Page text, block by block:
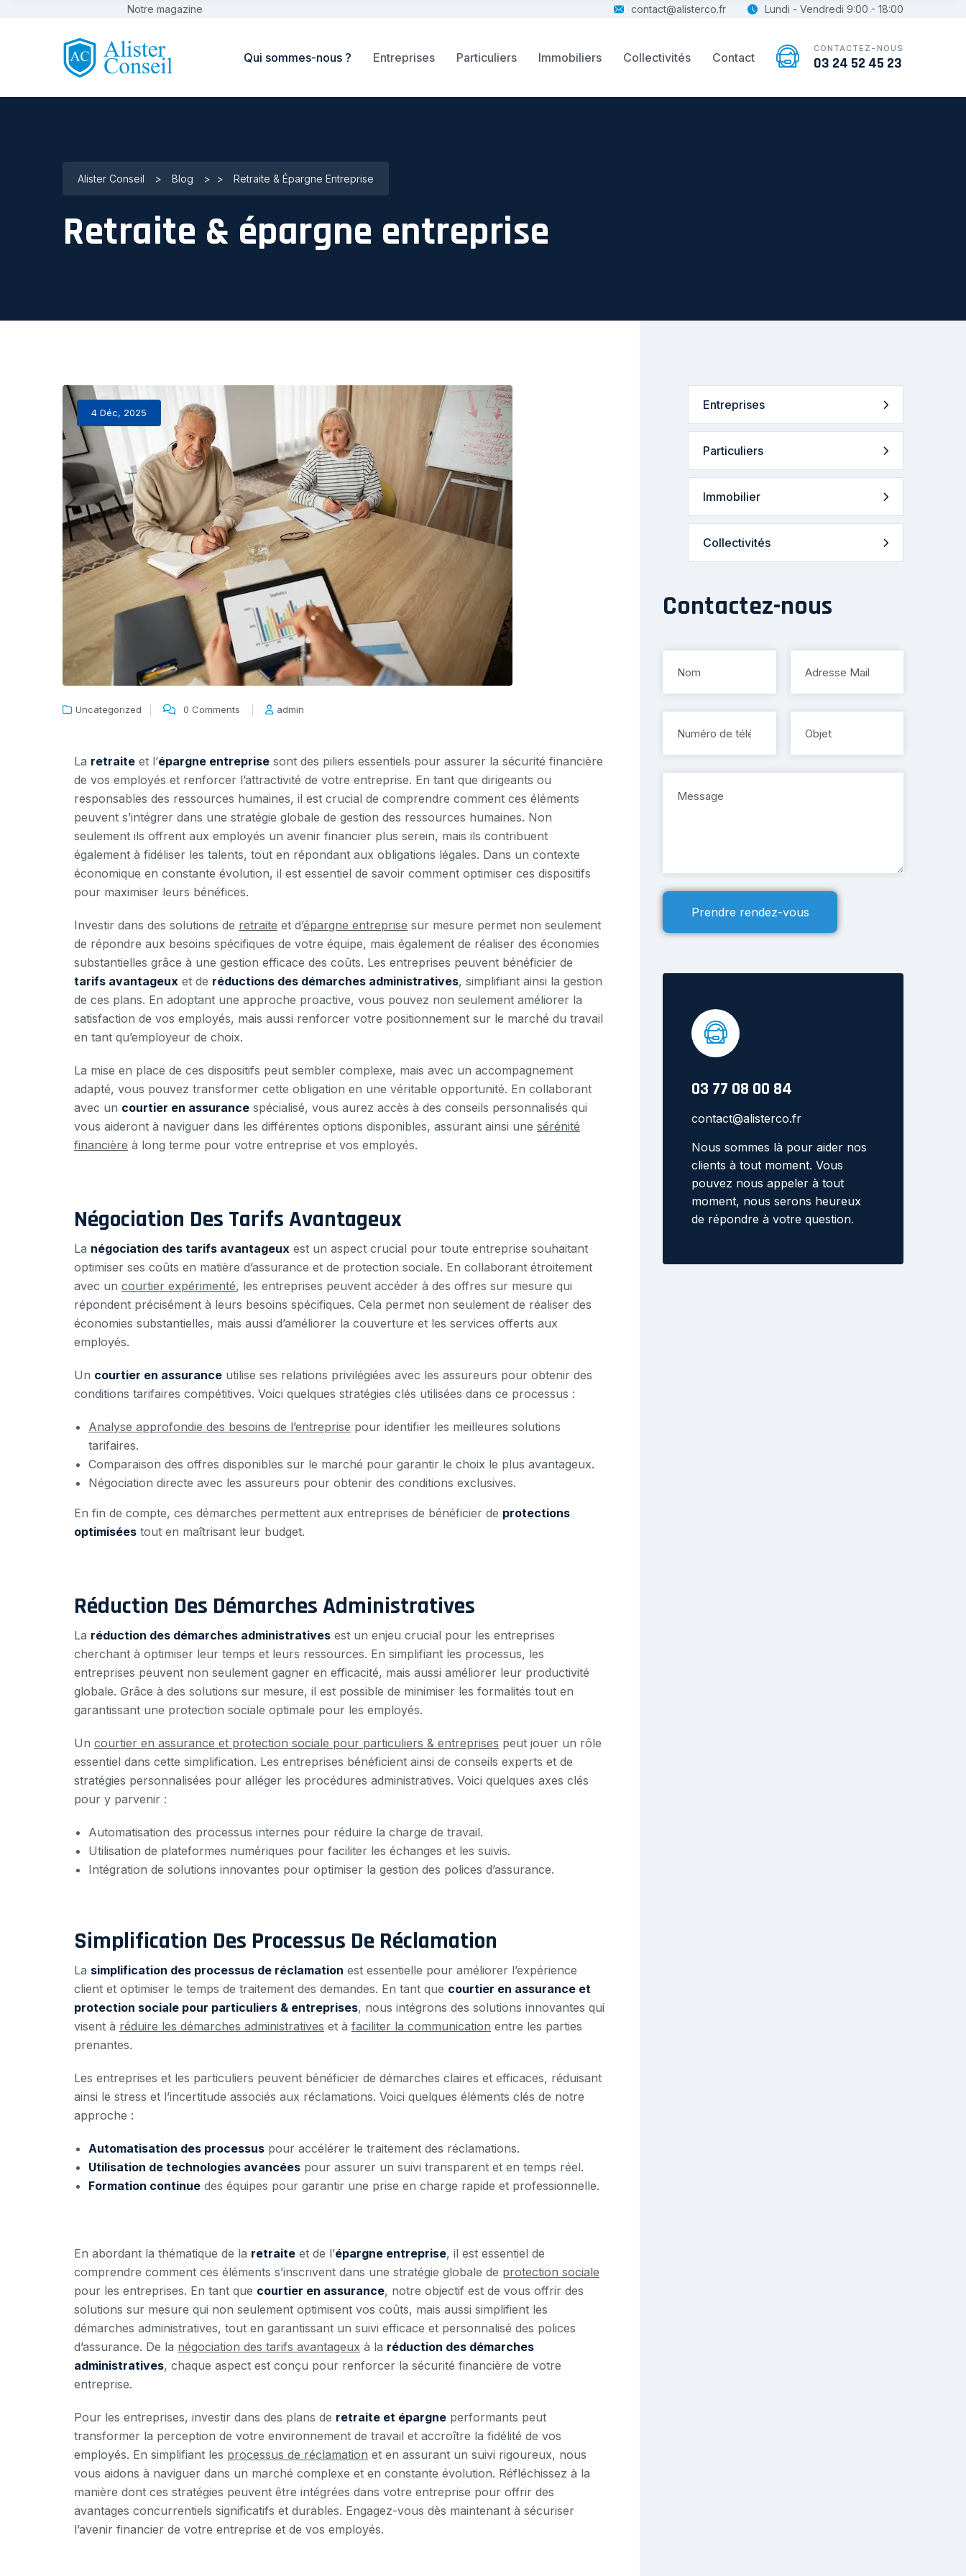
Notre magazine contact@alisterco.fr Lundi - Vendredi 9:00 - 18:00
Qui sommes-nous ? Entreprises Particuliers Immobiliers Collectivités Contact
CONTACTEZ-NOUS
03 24 52 45 23
Alister Conseil > Blog > > Retraite & Épargne Entreprise
Retraite & épargne entreprise
4 Déc, 2025
Uncategorized 0 Comments admin
La retraite et l’épargne entreprise sont des piliers essentiels pour assurer la sécurité financière
de vos employés et renforcer l’attractivité de votre entreprise. En tant que dirigeants ou
responsables des ressources humaines, il est crucial de comprendre comment ces éléments
peuvent s’intégrer dans une stratégie globale de gestion des ressources humaines. Non
seulement ils offrent aux employés un avenir financier plus serein, mais ils contribuent
également à fidéliser les talents, tout en répondant aux obligations légales. Dans un contexte
économique en constante évolution, il est essentiel de savoir comment optimiser ces dispositifs
pour maximiser leurs bénéfices.
Investir dans des solutions de retraite et d’épargne entreprise sur mesure permet non seulement
de répondre aux besoins spécifiques de votre équipe, mais également de réaliser des économies
substantielles grâce à une gestion efficace des coûts. Les entreprises peuvent bénéficier de
tarifs avantageux et de réductions des démarches administratives, simplifiant ainsi la gestion
de ces plans. En adoptant une approche proactive, vous pouvez non seulement améliorer la
satisfaction de vos employés, mais aussi renforcer votre positionnement sur le marché du travail
en tant qu’employeur de choix.
La mise en place de ces dispositifs peut sembler complexe, mais avec un accompagnement
adapté, vous pouvez transformer cette obligation en une véritable opportunité. En collaborant
avec un courtier en assurance spécialisé, vous aurez accès à des conseils personnalisés qui
vous aideront à naviguer dans les différentes options disponibles, assurant ainsi une sérénité
financière à long terme pour votre entreprise et vos employés.
Négociation Des Tarifs Avantageux
La négociation des tarifs avantageux est un aspect crucial pour toute entreprise souhaitant
optimiser ses coûts en matière d’assurance et de protection sociale. En collaborant étroitement
avec un courtier expérimenté, les entreprises peuvent accéder à des offres sur mesure qui
répondent précisément à leurs besoins spécifiques. Cela permet non seulement de réaliser des
économies substantielles, mais aussi d’améliorer la couverture et les services offerts aux
employés.
Un courtier en assurance utilise ses relations privilégiées avec les assureurs pour obtenir des
conditions tarifaires compétitives. Voici quelques stratégies clés utilisées dans ce processus :
Analyse approfondie des besoins de l’entreprise pour identifier les meilleures solutions
tarifaires.
Comparaison des offres disponibles sur le marché pour garantir le choix le plus avantageux.
Négociation directe avec les assureurs pour obtenir des conditions exclusives.
En fin de compte, ces démarches permettent aux entreprises de bénéficier de protections
optimisées tout en maîtrisant leur budget.
Réduction Des Démarches Administratives
La réduction des démarches administratives est un enjeu crucial pour les entreprises
cherchant à optimiser leur temps et leurs ressources. En simplifiant les processus, les
entreprises peuvent non seulement gagner en efficacité, mais aussi améliorer leur productivité
globale. Grâce à des solutions sur mesure, il est possible de minimiser les formalités tout en
garantissant une protection sociale optimale pour les employés.
Un courtier en assurance et protection sociale pour particuliers & entreprises peut jouer un rôle
essentiel dans cette simplification. Les entreprises bénéficient ainsi de conseils experts et de
stratégies personnalisées pour alléger les procédures administratives. Voici quelques axes clés
pour y parvenir :
Automatisation des processus internes pour réduire la charge de travail.
Utilisation de plateformes numériques pour faciliter les échanges et les suivis.
Intégration de solutions innovantes pour optimiser la gestion des polices d’assurance.
Simplification Des Processus De Réclamation
La simplification des processus de réclamation est essentielle pour améliorer l’expérience
client et optimiser le temps de traitement des demandes. En tant que courtier en assurance et
protection sociale pour particuliers & entreprises, nous intégrons des solutions innovantes qui
visent à réduire les démarches administratives et à faciliter la communication entre les parties
prenantes.
Les entreprises et les particuliers peuvent bénéficier de démarches claires et efficaces, réduisant
ainsi le stress et l’incertitude associés aux réclamations. Voici quelques éléments clés de notre
approche :
Automatisation des processus pour accélérer le traitement des réclamations.
Utilisation de technologies avancées pour assurer un suivi transparent et en temps réel.
Formation continue des équipes pour garantir une prise en charge rapide et professionnelle.
En abordant la thématique de la retraite et de l’épargne entreprise, il est essentiel de
comprendre comment ces éléments s’inscrivent dans une stratégie globale de protection sociale
pour les entreprises. En tant que courtier en assurance, notre objectif est de vous offrir des
solutions sur mesure qui non seulement optimisent vos coûts, mais aussi simplifient les
démarches administratives, tout en garantissant un suivi efficace et personnalisé des polices
d’assurance. De la négociation des tarifs avantageux à la réduction des démarches
administratives, chaque aspect est conçu pour renforcer la sécurité financière de votre
entreprise.
Pour les entreprises, investir dans des plans de retraite et épargne performants peut
transformer la perception de votre environnement de travail et accroître la fidélité de vos
employés. En simplifiant les processus de réclamation et en assurant un suivi rigoureux, nous
vous aidons à naviguer dans un marché complexe et en constante évolution. Réfléchissez à la
manière dont ces stratégies peuvent être intégrées dans votre entreprise pour offrir des
avantages concurrentiels significatifs et durables. Engagez-vous dès maintenant à sécuriser
l’avenir financier de votre entreprise et de vos employés.
Entreprises
Particuliers
Immobilier
Collectivités
Contactez-nous
Prendre rendez-vous
03 77 08 00 84
contact@alisterco.fr
Nous sommes là pour aider nos
clients à tout moment. Vous
pouvez nous appeler à tout
moment, nous serons heureux
de répondre à votre question.